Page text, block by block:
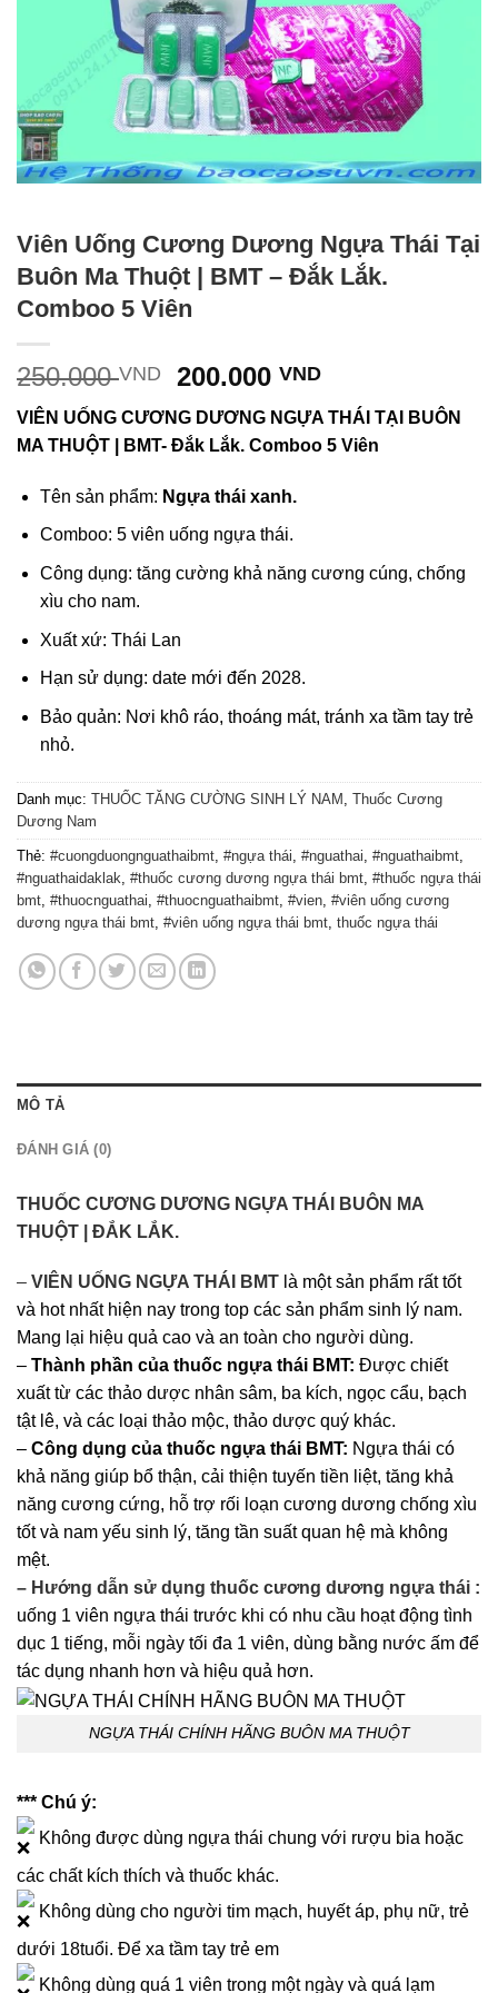
Viên Uống Cương Dương Ngựa Thái Tại
Buôn Ma Thuột | BMT – Đắk Lắk.
Comboo 5 Viên
250.000VND
Giá
là:
250.000 VND.
200.000VNDGiá
hiện
tại
là:
VIÊN UỐNG CƯƠNG DƯƠNG NGỰA THÁI TẠI BUÔN
MA THUỘT | BMT- Đắk Lắk. Comboo 5 Viên
Tên sản phẩm: Ngựa thái xanh.
Comboo: 5 viên uống ngựa thái.
Công dụng: tăng cường khả năng cương cúng, chống
xìu cho nam.
Xuất xứ: Thái Lan
Hạn sử dụng: date mới đến 2028.
Bảo quản: Nơi khô ráo, thoáng mát, tránh xa tầm tay trẻ
nhỏ.
Danh mục: THUỐC TĂNG CƯỜNG SINH LÝ NAM Thuốc Cương
Dương Nam
Thẻ: #cuongduongnguathaibmt #ngựa thái #nguathai #nguathaibmt
#nguathaidaklak #thuốc cương dương ngựa thái bmt #thuốc ngựa thái
bmt #thuocnguathai #thuocnguathaibmt #vien #viên uống cương
dương ngựa thái bmt #viên uống ngựa thái bmt thuốc ngựa thái
MÔ TẢ
ĐÁNH GIÁ (0)
THUỐC CƯƠNG DƯƠNG NGỰA THÁI BUÔN MA
THUỘT | ĐẮK LẮK.
– VIÊN UỐNG NGỰA THÁI BMT là một sản phẩm rất tốt
và hot nhất hiện nay trong top các sản phẩm sinh lý nam.
Mang lại hiệu quả cao và an toàn cho người dùng.
– Thành phần của thuốc ngựa thái BMT: Được chiết
xuất từ các thảo dược nhân sâm, ba kích, ngọc cẩu, bạch
tật lê, và các loại thảo mộc, thảo dược quý khác.
– Công dụng của thuốc ngựa thái BMT: Ngựa thái có
khả năng giúp bổ thận, cải thiện tuyến tiền liệt, tăng khả
năng cương cứng, hỗ trợ rối loạn cương dương chống xìu
tốt và nam yếu sinh lý, tăng tần suất quan hệ mà không
mệt.
– Hướng dẫn sử dụng thuốc cương dương ngựa thái :
uống 1 viên ngựa thái trước khi có nhu cầu hoạt động tình
dục 1 tiếng, mỗi ngày tối đa 1 viên, dùng bằng nước ấm để
tác dụng nhanh hơn và hiệu quả hơn.
NGỰA THÁI CHÍNH HÃNG BUÔN MA THUỘT
*** Chú ý:
Không được dùng ngựa thái chung với rượu bia hoặc
các chất kích thích và thuốc khác.
Không dùng cho người tim mạch, huyết áp, phụ nữ, trẻ
dưới 18tuổi. Để xa tầm tay trẻ em
Không dùng quá 1 viên trong một ngày và quá lạm